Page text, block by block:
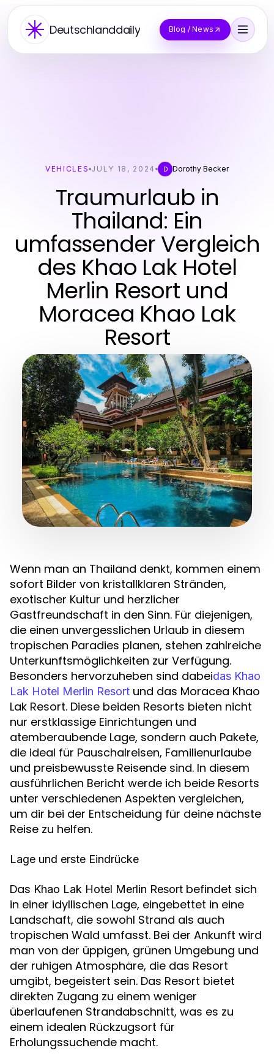
Deutschlanddaily Blog / News
VEHICLES JULY 18, 2024 D Dorothy Becker
Traumurlaub in
Thailand: Ein
umfassender Vergleich
des Khao Lak Hotel
Merlin Resort und
Moracea Khao Lak
Resort
Wenn man an Thailand denkt, kommen einem
sofort Bilder von kristallklaren Stränden,
exotischer Kultur und herzlicher
Gastfreundschaft in den Sinn. Für diejenigen,
die einen unvergesslichen Urlaub in diesem
tropischen Paradies planen, stehen zahlreiche
Unterkunftsmöglichkeiten zur Verfügung.
Besonders hervorzuheben sind dabeidas Khao
Lak Hotel Merlin Resort und das Moracea Khao
Lak Resort. Diese beiden Resorts bieten nicht
nur erstklassige Einrichtungen und
atemberaubende Lage, sondern auch Pakete,
die ideal für Pauschalreisen, Familienurlaube
und preisbewusste Reisende sind. In diesem
ausführlichen Bericht werde ich beide Resorts
unter verschiedenen Aspekten vergleichen,
um dir bei der Entscheidung für deine nächste
Reise zu helfen.
Lage und erste Eindrücke
Das Khao Lak Hotel Merlin Resort befindet sich
in einer idyllischen Lage, eingebettet in eine
Landschaft, die sowohl Strand als auch
tropischen Wald umfasst. Bei der Ankunft wird
man von der üppigen, grünen Umgebung und
der ruhigen Atmosphäre, die das Resort
umgibt, begeistert sein. Das Resort bietet
direkten Zugang zu einem weniger
überlaufenen Strandabschnitt, was es zu
einem idealen Rückzugsort für
Erholungssuchende macht.